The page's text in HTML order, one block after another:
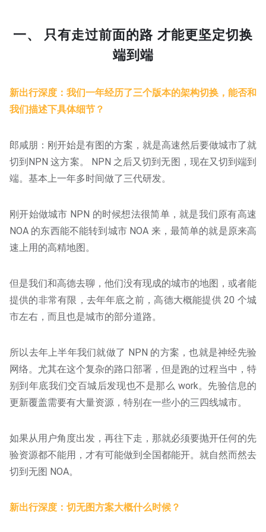
一、 只有走过前面的路 才能更坚定切换
端到端
新出行深度：我们一年经历了三个版本的架构切换，能否和
我们描述下具体细节？
郎咸朋：刚开始是有图的方案，就是高速然后要做城市了就
切到NPN 这方案。 NPN 之后又切到无图，现在又切到端到
端。基本上一年多时间做了三代研发。
刚开始做城市 NPN 的时候想法很简单，就是我们原有高速
NOA 的东西能不能转到城市 NOA 来，最简单的就是原来高
速上用的高精地图。
但是我们和高德去聊，他们没有现成的城市的地图，或者能
提供的非常有限，去年年底之前，高德大概能提供 20 个城
市左右，而且也是城市的部分道路。
所以去年上半年我们就做了 NPN 的方案，也就是神经先验
网络。尤其在这个复杂的路口部署，但是跑的过程当中，特
别到年底我们交百城后发现也不是那么 work。先验信息的
更新覆盖需要有大量资源，特别在一些小的三四线城市。
如果从用户角度出发，再往下走，那就必须要抛开任何的先
验资源都不能用，才有可能做到全国都能开。就自然而然去
切到无图 NOA。
新出行深度：切无图方案大概什么时候？